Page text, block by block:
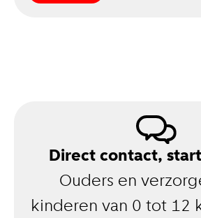
Direct contact,
Ouders en
kinderen van 0 tot 12